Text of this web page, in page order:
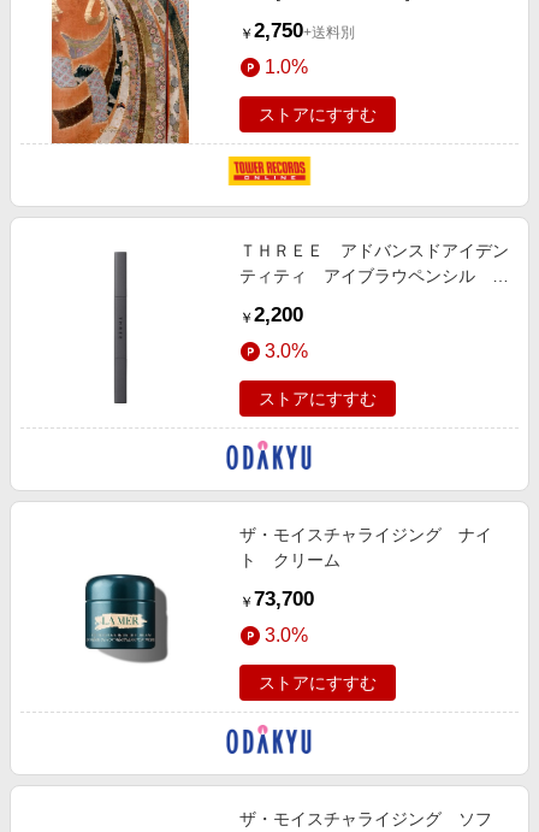
￥ 2,750+送料別
1.0%
ストアにすすむ
ＴＨＲＥＥ アドバンスドアイデン
ティティ アイブラウペンシル ホ
￥ 2,200
3.0%
ストアにすすむ
ザ・モイスチャライジング ナイ
ト クリーム
￥ 73,700
3.0%
ストアにすすむ
ザ・モイスチャライジング ソフ